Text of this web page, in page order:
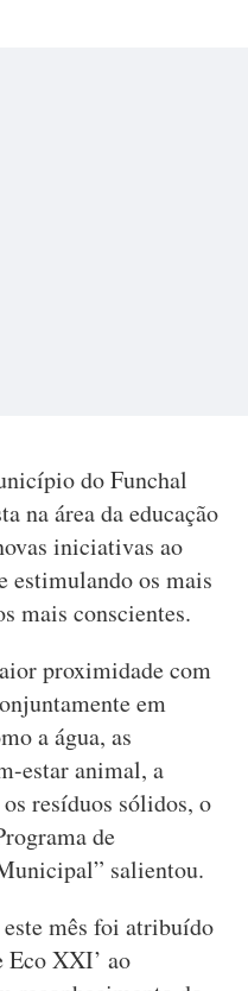
do Funchal
na área da educação
iniciativas ao
estimulando os mais
mais conscientes.
proximidade com
em
a água, as
estar animal, a
resíduos sólidos, o
de
salientou.
mês foi atribuído
Eco XXI’ ao